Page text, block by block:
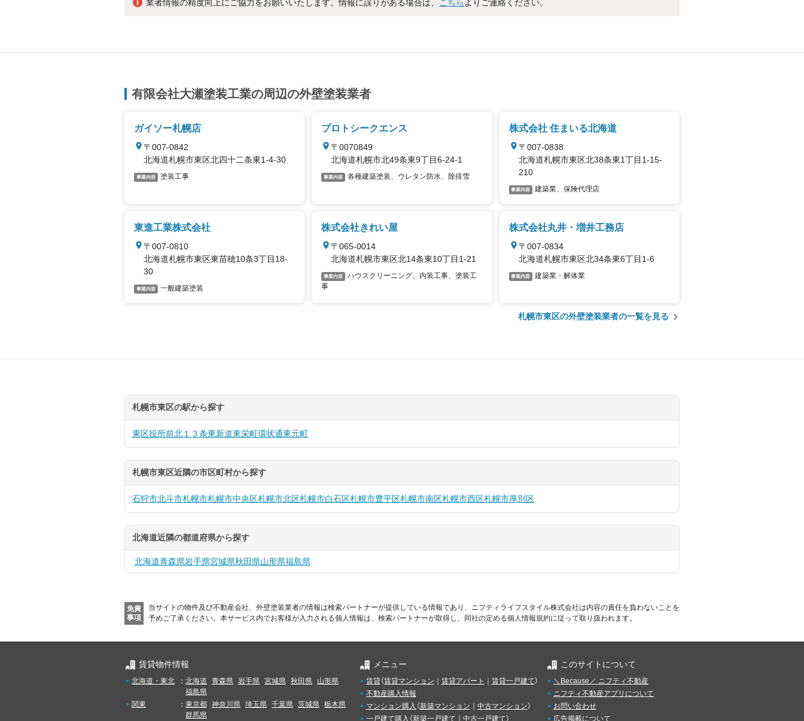
業者情報の精度向上にご協力をお願いいたします。情報に誤りがある場合は、 こちら よりご連絡ください。
有限会社大瀬塗装工業の周辺の外壁塗装業者
ガイソー札幌店
〒007-0842
北海道札幌市東区北四十二条東1-4-30
事業内容 塗装工事
プロトシークエンス
〒0070849
北海道札幌市北49条東9丁目6-24-1
事業内容 各種建築塗装、ウレタン防水、除排雪
株式会社 住まいる北海道
〒007-0838
北海道札幌市東区北38条東1丁目1-15-
210
事業内容 建築業、保険代理店
東進工業株式会社
〒007-0810
北海道札幌市東区東苗穂10条3丁目18-
30
事業内容 一般建築塗装
株式会社きれい屋
〒065-0014
北海道札幌市東区北14条東10丁目1-21
事業内容
ハウスクリーニング、内装工事、塗装工
事
株式会社丸井・増井工務店
〒007-0834
北海道札幌市東区北34条東6丁目1-6
事業内容 建築業・解体業
札幌市東区の外壁塗装業者の一覧を見る
札幌市東区の駅から探す
東区役所前北１３条東新道東栄町環状通東元町
札幌市東区近隣の市区町村から探す
石狩市北斗市札幌市札幌市中央区札幌市北区札幌市白石区札幌市豊平区札幌市南区札幌市西区札幌市厚別区
北海道近隣の都道府県から探す
北海道青森県岩手県宮城県秋田県山形県福島県
免責
事項
当サイトの物件及び不動産会社、外壁塗装業者の情報は検索パートナーが提供している情報であり、ニフティライフスタイル株式会社は内容の責任を負わないことを
予めご了承ください。 本サービス内でお客様が入力される個人情報は、検索パートナーが取得し、同社の定める個人情報規約に従って取り扱われます。
賃貸物件情報
北海道・東北 ： 北海道 青森県 岩手県 宮城県 秋田県
山形県
福島県
関東
： 東京都 神奈川県 埼玉県 千葉県 茨城県 栃木県
群馬県
メニュー
賃貸（賃貸マンション 賃貸アパート 賃貸一戸建て）
不動産購入情報
マンション購入 （新築マンション 中古マンション）
一戸建て購入 （新築一戸建て 中古一戸建て）
このサイトについて
＼Because／ ニフティ不動産
ニフティ不動産アプリについて
お問い合わせ
広告掲載について